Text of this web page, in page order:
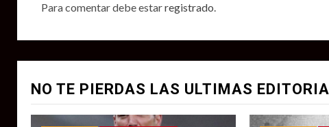
Para comentar debe estarregistrado.
NO TE PIERDAS LAS ULTIMAS